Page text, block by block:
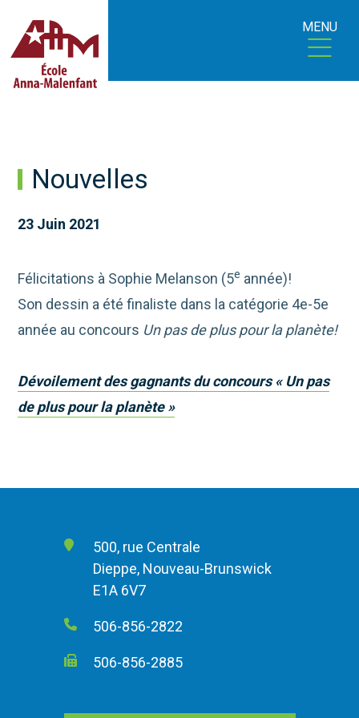
MENU
Nouvelles
23 Juin 2021
Félicitations à Sophie Melanson (5e année)!
Son dessin a été finaliste dans la catégorie 4e-5e
année au concours Un pas de plus pour la planète!
Dévoilement des gagnants du concours « Un pas
de plus pour la planète »
500, rue Centrale
Dieppe, Nouveau-Brunswick
E1A 6V7
506-856-2822
506-856-2885